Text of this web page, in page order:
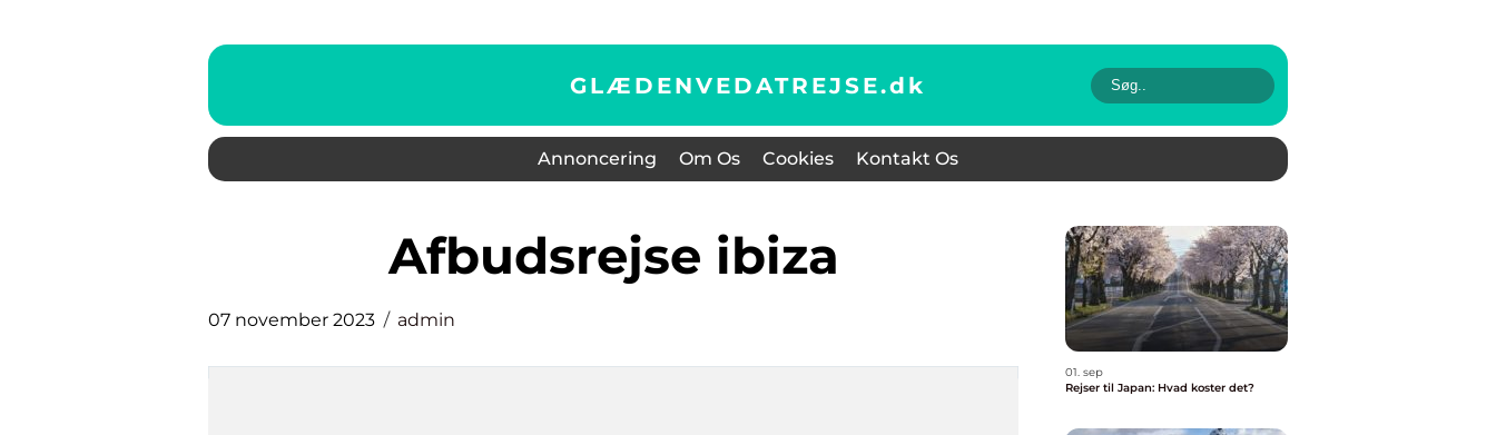
GLÆDENVEDATREJSE.dk
Annoncering Om Os Cookies Kontakt Os
afbudsrejse ibiza
07 november 2023 admin
01. sep
Rejser til Japan: Hvad koster det?